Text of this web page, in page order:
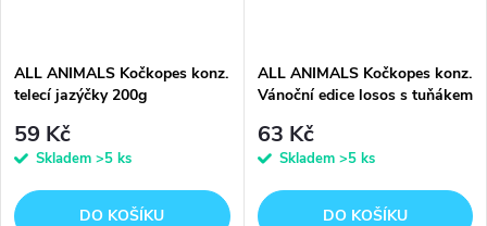
ALL ANIMALS Kočkopes konz.
telecí jazýčky 200g
59 Kč
Skladem >5 ks
DO KOŠÍKU
ALL ANIMALS Kočkopes konz.
Vánoční edice losos s tuňákem
63 Kč
Skladem >5 ks
DO KOŠÍKU